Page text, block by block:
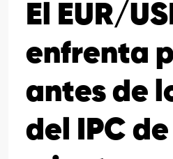
El EUR/
enfrenta
antes de
del IPC de